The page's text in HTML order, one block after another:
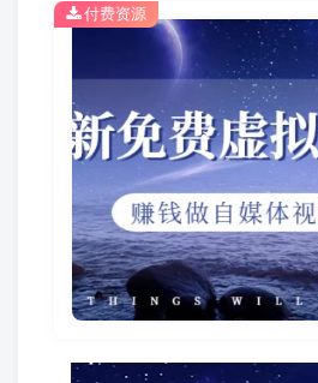
付费资源